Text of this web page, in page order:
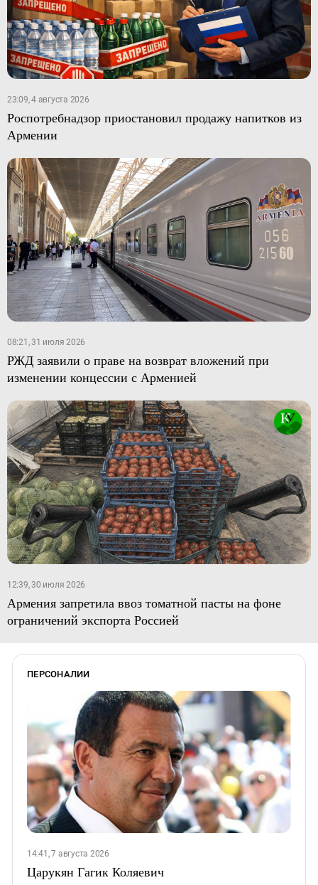
23:09, 4 августа 2026
Роспотребнадзор приостановил продажу напитков из
Армении
08:21, 31 июля 2026
РЖД заявили о праве на возврат вложений при
изменении концессии с Арменией
12:39, 30 июля 2026
Армения запретила ввоз томатной пасты на фоне
ограничений экспорта Россией
ПЕРСОНАЛИИ
14:41, 7 августа 2026
Царукян Гагик Коляевич